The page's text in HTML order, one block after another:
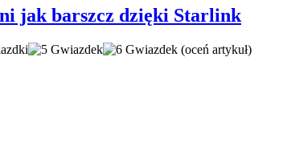
jak barszcz dzięki Starlink
(oceń artykuł)